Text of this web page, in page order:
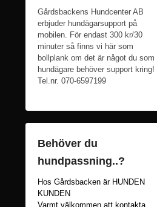
Gårdsbackens Hundcenter AB
erbjuder hundägarsupport på
mobilen. För endast 300 kr/30
minuter så finns vi här som
bollplank om det är något du som
hundägare behöver support kring!
Tel.nr. 070-6597199
Behöver du
hundpassning..?
Hos Gårdsbacken är HUNDEN
KUNDEN
Varmt välkommen att kontakta